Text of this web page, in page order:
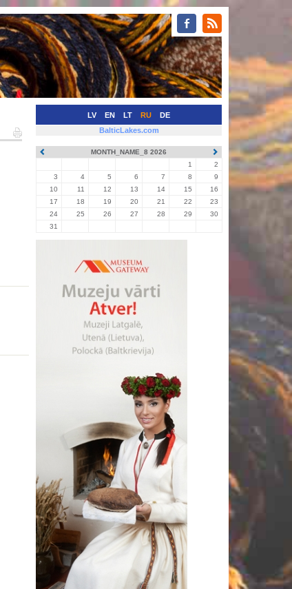
LV EN LT RU DE
BalticLakes.com
MONTH_NAME_8 2026
1
2
3
4 5 6 7 8
9
10
11 12 13 14 15
16
17
18 19 20 21 22
23
24
25 26 27 28 29
30
31